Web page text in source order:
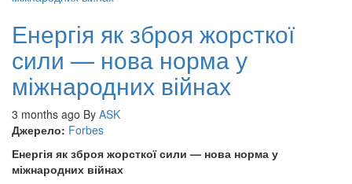
Енергія як зброя жорсткої
сили — нова норма у
міжнародних війнах
3 months ago By ASK
Джерело: Forbes
Енергія як зброя жорсткої сили — нова норма у
міжнародних війнах